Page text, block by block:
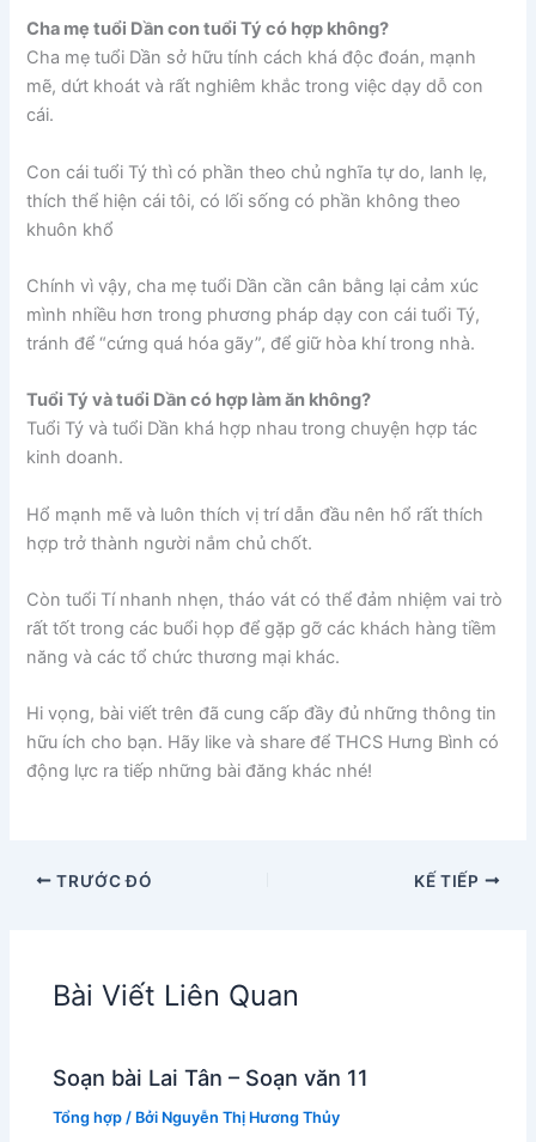
Cha mẹ tuổi Dần con tuổi Tý có hợp không?
Cha mẹ tuổi Dần sở hữu tính cách khá độc đoán, mạnh
mẽ, dứt khoát và rất nghiêm khắc trong việc dạy dỗ con
cái.
Con cái tuổi Tý thì có phần theo chủ nghĩa tự do, lanh lẹ,
thích thể hiện cái tôi, có lối sống có phần không theo
khuôn khổ
Chính vì vậy, cha mẹ tuổi Dần cần cân bằng lại cảm xúc
mình nhiều hơn trong phương pháp dạy con cái tuổi Tý,
tránh để “cứng quá hóa gãy”, để giữ hòa khí trong nhà.
Tuổi Tý và tuổi Dần có hợp làm ăn không?
Tuổi Tý và tuổi Dần khá hợp nhau trong chuyện hợp tác
kinh doanh.
Hổ mạnh mẽ và luôn thích vị trí dẫn đầu nên hổ rất thích
hợp trở thành người nắm chủ chốt.
Còn tuổi Tí nhanh nhẹn, tháo vát có thể đảm nhiệm vai trò
rất tốt trong các buổi họp để gặp gỡ các khách hàng tiềm
năng và các tổ chức thương mại khác.
Hi vọng, bài viết trên đã cung cấp đầy đủ những thông tin
hữu ích cho bạn. Hãy like và share để THCS Hưng Bình có
động lực ra tiếp những bài đăng khác nhé!
TRƯỚC ĐÓ KẾ TIẾP
Bài Viết Liên Quan
Soạn bài Lai Tân – Soạn văn 11
Tổng hợp / Bởi Nguyễn Thị Hương Thủy